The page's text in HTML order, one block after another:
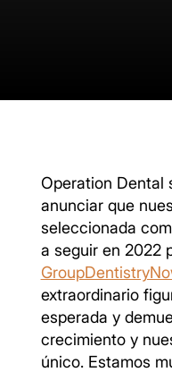
Operation Dental
anunciar que
seleccionada
a seguir en 2022
extraordinario
esperada y
crecimiento y
único. Estamos